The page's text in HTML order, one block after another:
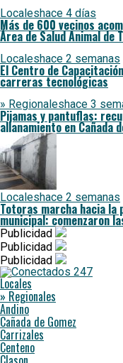
Localeshace 4 días
Más de 600 vecinos
Área de Salud Animal de
Localeshace 2 semanas
El Centro de
carreras tecnológicas
» Regionaleshace 3
Pijamas y pantuflas:
allanamiento en Cañada
Localeshace 2 semanas
Totoras marcha hacia la
municipal: comenzaron
Publicidad
Publicidad
Publicidad
Locales
» Regionales
Andino
Cañada de Gomez
Carrizales
Centeno